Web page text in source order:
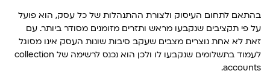
בהתאם לתחום העיסוק ולצורת ההתנהלות של כל עסק, הוא פועל
על פי תקציבים שנקבעו מראש ותזרים מזומנים מסודר ביותר. עם
זאת לא אחת נוצרים מצבים שעקב סיבות שונות העסק אינו מסוגל
לעמוד בתשלומים שנקבעו לו ולכן הוא נכנס לרשימה של collection
accounts.